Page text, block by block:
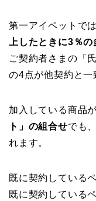
第一アイペットで
上したときに3％の
ご契約者さまの「
の4点が他契約と一
加入している商品が
ト」の組合せでも、
れます。
既に契約している
既に契約している